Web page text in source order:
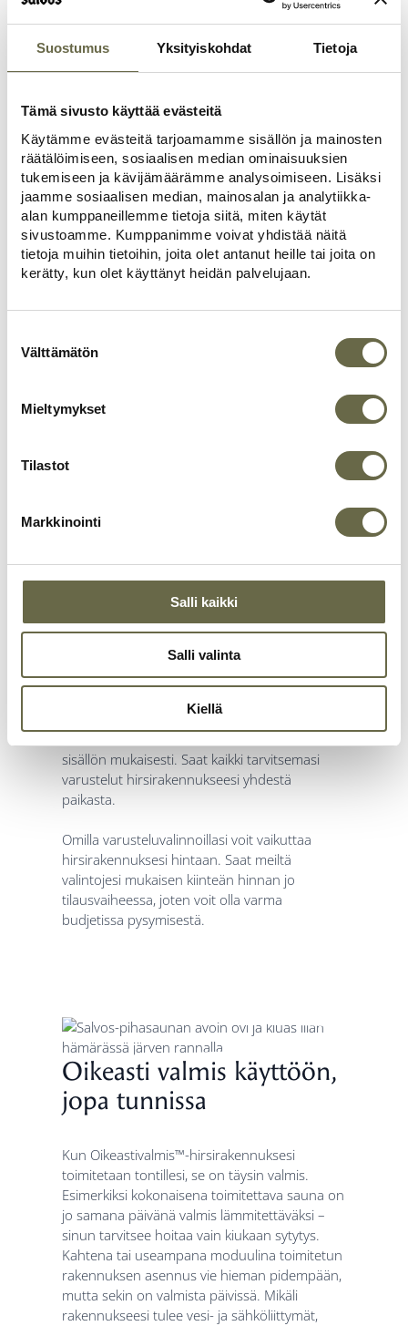
Suostumus Yksityiskohdat Tietoja
Tämä sivusto käyttää evästeitä
Käytämme evästeitä tarjoamamme sisällön ja mainosten
räätälöimiseen, sosiaalisen median ominaisuuksien
tukemiseen ja kävijämäärämme analysoimiseen. Lisäksi
jaamme sosiaalisen median, mainosalan ja analytiikka-
alan kumppaneillemme tietoja siitä, miten käytät
sivustoamme. Kumppanimme voivat yhdistää näitä
tietoja muihin tietoihin, joita olet antanut heille tai joita on
kerätty, kun olet käyttänyt heidän palvelujaan.
valinta
Välttämätön
Mieltymykset
Tilastot
Markkinointi
Salli kaikki
Salli valinta
Kiellä
1 month ago
Loistava tuote ja huippuammattilaiset
ja myymässä!
Page
of
Täysin varusteltu ja
tinkimättä
Rakennustemme varustelumahdollisuudet
ovat erittäin laajat ja viimeistelytasomme
markkinoiden korkein. Itse hirsirakennuksen
lisäksi voimme hoitaa esimerkiksi pohjatyöt,
sähköt, keittiön, ulkovalaistuksen ja terassin
sisällön mukaisesti. Saat kaikki tarvitsemasi
varustelut hirsirakennukseesi yhdestä
paikasta.
Omilla varusteluvalinnoillasi voit vaikuttaa
hirsirakennuksesi hintaan. Saat meiltä
valintojesi mukaisen kiinteän hinnan jo
tilausvaiheessa, joten voit olla varma
budjetissa pysymisestä.
Oikeasti valmis käyttöön,
jopa tunnissa
Kun Oikeastivalmis™-hirsirakennuksesi
toimitetaan tontillesi, se on täysin valmis.
Esimerkiksi kokonaisena toimitettava sauna on
jo samana päivänä valmis lämmitettäväksi –
sinun tarvitsee hoitaa vain kiukaan sytytys.
Kahtena tai useampana moduulina toimitetun
rakennuksen asennus vie hieman pidempään,
mutta sekin on valmista päivissä. Mikäli
rakennukseesi tulee vesi- ja sähköliittymät,